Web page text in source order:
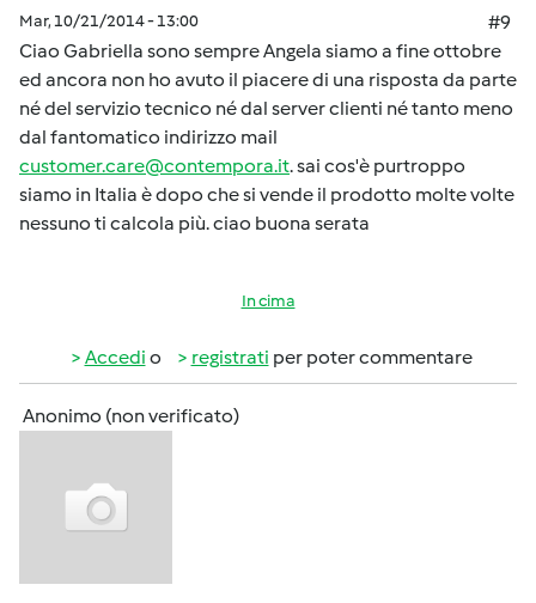
Mar, 10/21/2014 - 13:00
#9
Ciao Gabriella sono sempre Angela siamo a fine ottobre
ed ancora non ho avuto il piacere di una risposta da parte
né del servizio tecnico né dal server clienti né tanto meno
dal fantomatico indirizzo mail
customer.care@contempora.it. sai cos'è purtroppo
siamo in Italia è dopo che si vende il prodotto molte volte
nessuno ti calcola più. ciao buona serata
In cima
Accedi o registrati per poter commentare
Anonimo (non verificato)